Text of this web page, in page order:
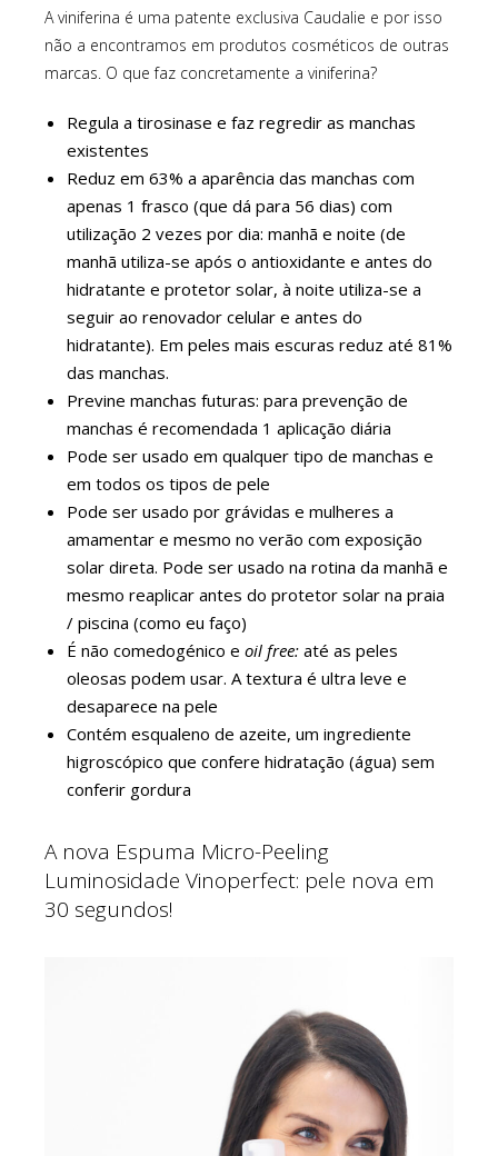
A viniferina é uma patente exclusiva Caudalie e por isso
não a encontramos em produtos cosméticos de outras
marcas. O que faz concretamente a viniferina?
Regula a tirosinase e faz regredir as manchas
existentes
Reduz em 63% a aparência das manchas com
apenas 1 frasco (que dá para 56 dias) com
utilização 2 vezes por dia: manhã e noite (de
manhã utiliza-se após o antioxidante e antes do
hidratante e protetor solar, à noite utiliza-se a
seguir ao renovador celular e antes do
hidratante). Em peles mais escuras reduz até 81%
das manchas.
Previne manchas futuras: para prevenção de
manchas é recomendada 1 aplicação diária
Pode ser usado em qualquer tipo de manchas e
em todos os tipos de pele
Pode ser usado por grávidas e mulheres a
amamentar e mesmo no verão com exposição
solar direta. Pode ser usado na rotina da manhã e
mesmo reaplicar antes do protetor solar na praia
/ piscina (como eu faço)
É não comedogénico e oil free: até as peles
oleosas podem usar. A textura é ultra leve e
desaparece na pele
Contém esqualeno de azeite, um ingrediente
higroscópico que confere hidratação (água) sem
conferir gordura
A nova Espuma Micro-Peeling
Luminosidade Vinoperfect: pele nova em
30 segundos!